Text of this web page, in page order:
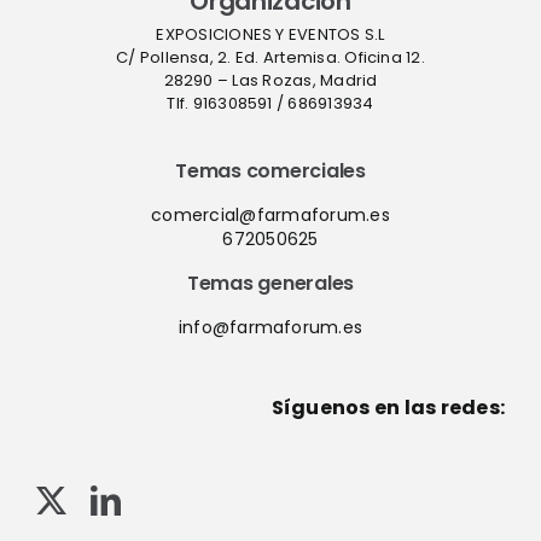
EXPOSICIONES Y EVENTOS S.L
C/ Pollensa, 2. Ed. Artemisa. Oficina 12.
28290 – Las Rozas, Madrid
Tlf. 916308591 / 686913934
Temas comerciales
comercial@farmaforum.es
672050625
Temas generales
info@farmaforum.es
Síguenos en las redes: